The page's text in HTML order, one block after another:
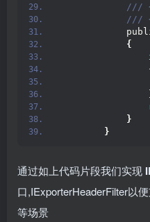
///
///
{
}
}
通过如上代码片段我们实现
口,IExporterHeaderFilter以
等场景